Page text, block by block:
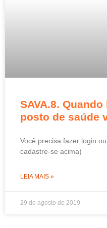
SAVA.8.
posto de saúde
Você precisa fazer login
cadastre-se acima)
LEIA MAIS »
29 de agosto de 2019